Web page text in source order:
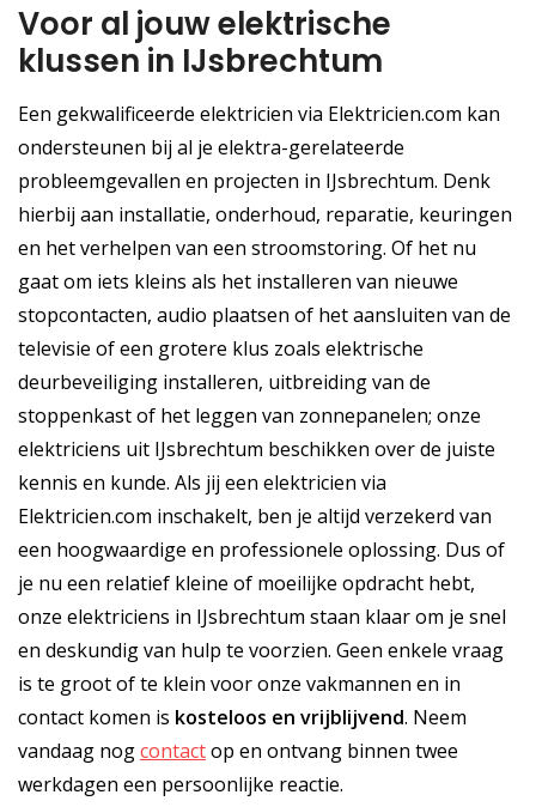
Voor al jouw elektrische
klussen in IJsbrechtum
Een gekwalificeerde elektricien via Elektricien.com kan
ondersteunen bij al je elektra-gerelateerde
probleemgevallen en projecten in IJsbrechtum. Denk
hierbij aan installatie, onderhoud, reparatie, keuringen
en het verhelpen van een stroomstoring. Of het nu
gaat om iets kleins als het installeren van nieuwe
stopcontacten, audio plaatsen of het aansluiten van de
televisie of een grotere klus zoals elektrische
deurbeveiliging installeren, uitbreiding van de
stoppenkast of het leggen van zonnepanelen; onze
elektriciens uit IJsbrechtum beschikken over de juiste
kennis en kunde. Als jij een elektricien via
Elektricien.com inschakelt, ben je altijd verzekerd van
een hoogwaardige en professionele oplossing. Dus of
je nu een relatief kleine of moeilijke opdracht hebt,
onze elektriciens in IJsbrechtum staan klaar om je snel
en deskundig van hulp te voorzien. Geen enkele vraag
is te groot of te klein voor onze vakmannen en in
contact komen is kosteloos en vrijblijvend. Neem
vandaag nogcontactop en ontvang binnen twee
werkdagen een persoonlijke reactie.